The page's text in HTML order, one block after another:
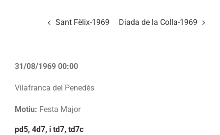
Sant Fèlix-1969 Diada de la Colla-1969
31/08/1969 00:00
Vilafranca del Penedès
Motiu: Festa Major
pd5, 4d7, i td7, td7c